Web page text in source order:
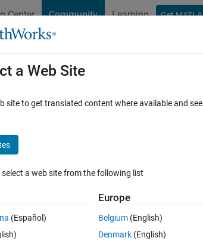
Center Community Learning Get
Cody
Browse MATLAB FAQs
でトーク​ン化したもの
法はありませ​んでしょうか？
1 Answer
a Web Site
site to get translated content where available and
select a web site from the following list
(Español)
Europe
Belgium (English)
Denmark (English)